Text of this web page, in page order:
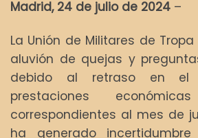
)
Madrid, 24 de julio de 2024 –
La Unión de Militares de
aluvión de quejas y
debido al retraso en
prestaciones
correspondientes al mes de
ha generado